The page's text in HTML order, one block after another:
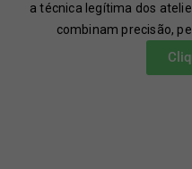
a técnica legítima dos
combinam precisão,